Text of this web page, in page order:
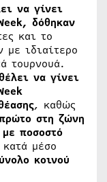
να γίνει
δόθηκαν
και το
με ιδιαίτερο
τουρνουά.
να γίνει
, καθώς
στη ζώνη
ποσοστό
μέσο
κοινού